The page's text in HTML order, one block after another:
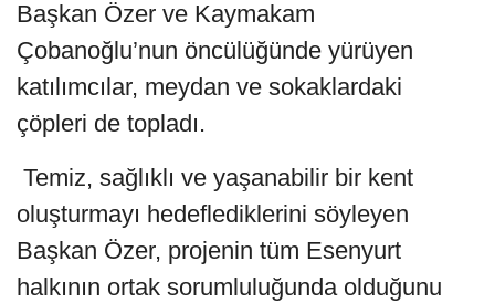
Başkan Özer ve Kaymakam
Çobanoğlu’nun öncülüğünde yürüyen
katılımcılar, meydan ve sokaklardaki
çöpleri de topladı.
Temiz, sağlıklı ve yaşanabilir bir kent
oluşturmayı hedeflediklerini söyleyen
Başkan Özer, projenin tüm Esenyurt
halkının ortak sorumluluğunda olduğunu